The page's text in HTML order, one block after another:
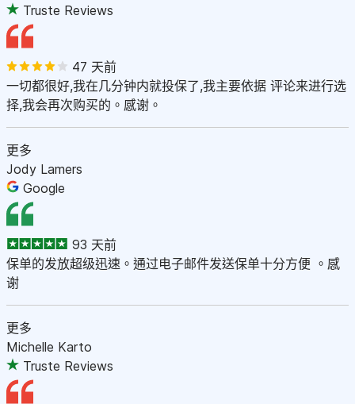
Truste Reviews
47 天前
一切都很好,我在几分钟内就投保了,我主要依据 评论来进行选
择,我会再次购买的。感谢。
更多
Jody Lamers
Google
93 天前
保单的发放超级迅速。通过电子邮件发送保单十分方便 。感
谢
更多
Michelle Karto
Truste Reviews